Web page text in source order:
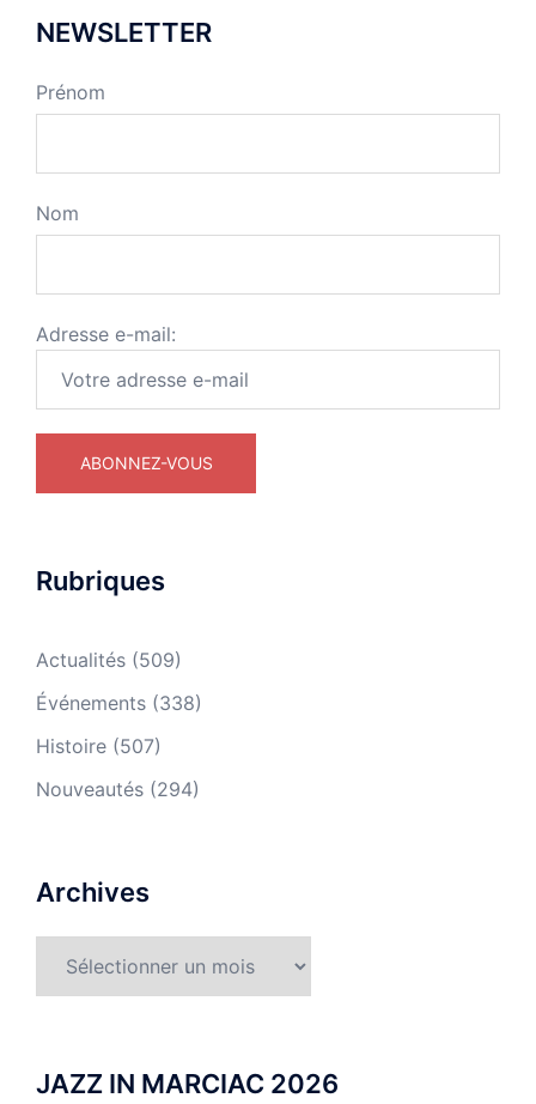
NEWSLETTER
Prénom
Nom
Adresse e-mail:
Rubriques
Actualités (509)
Événements (338)
Histoire (507)
Nouveautés (294)
Archives
JAZZ IN MARCIAC 2026